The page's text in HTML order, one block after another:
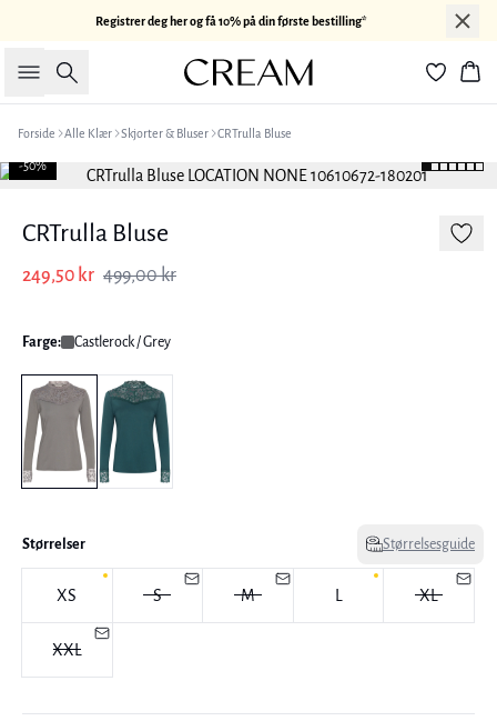
Registrer deg her og få 10% på din første bestilling*
Søk
Forside Alle Klær Skjorter & Bluser CRTrulla Bluse
-50%
CRTrulla Bluse
249,50 kr 499,00 kr
Farge: Castlerock / Grey
Størrelser Størrelsesguide
XS S M L XL
XXL